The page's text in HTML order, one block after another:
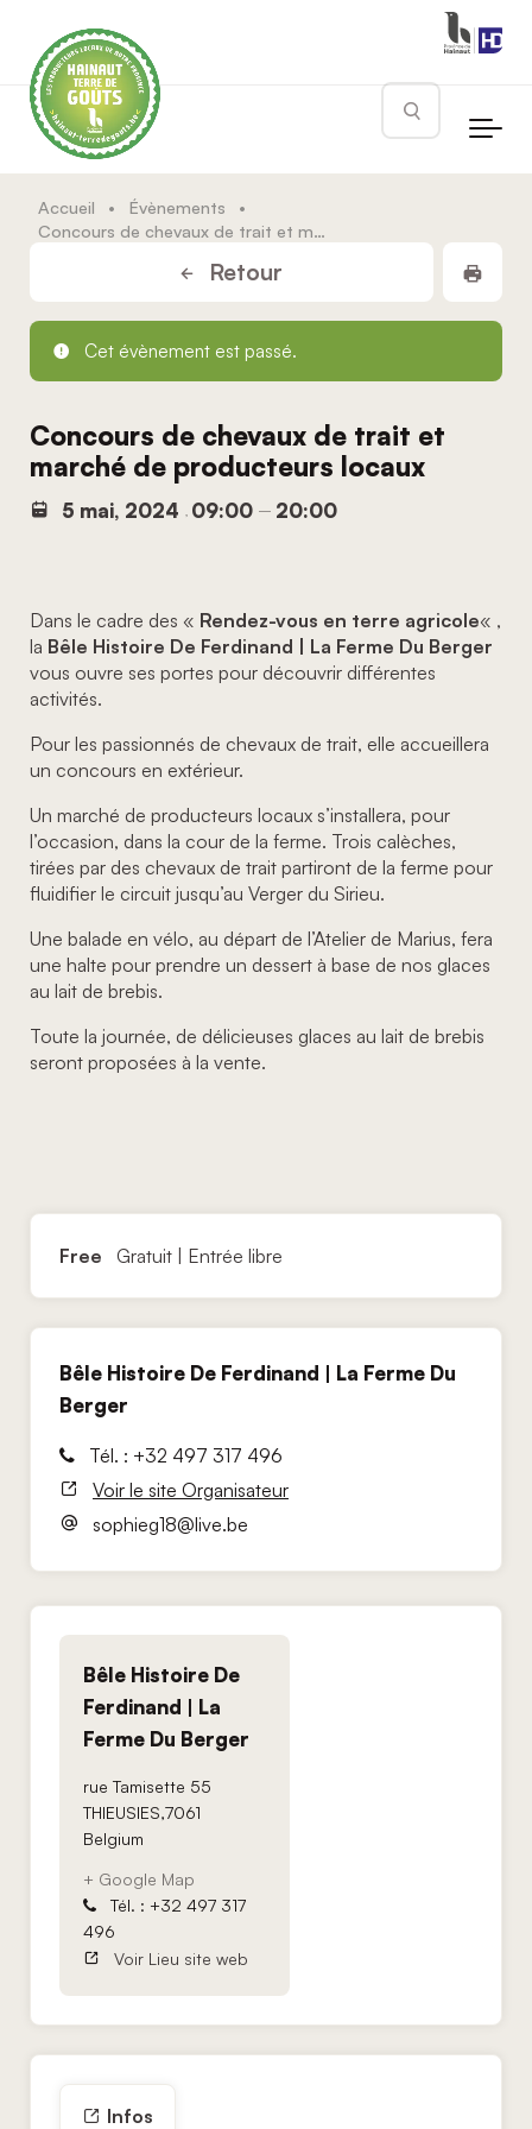
Rechercher
Accueil • Évènements
•
Concours de chevaux de trait et marché de producteurs locaux
Retour
Cet évènement est passé.
Concours de chevaux de trait et
marché de producteurs locaux
5 mai, 2024 , 09:00 – 20:00
Dans le cadre des « Rendez-vous en terre agricole« ,
la Bêle Histoire De Ferdinand | La Ferme Du Berger
vous ouvre ses portes pour découvrir différentes
activités.
Pour les passionnés de chevaux de trait, elle accueillera
un concours en extérieur.
Un marché de producteurs locaux s’installera, pour
l’occasion, dans la cour de la ferme. Trois calèches,
tirées par des chevaux de trait partiront de la ferme pour
fluidifier le circuit jusqu’au Verger du Sirieu.
Une balade en vélo, au départ de l’Atelier de Marius, fera
une halte pour prendre un dessert à base de nos glaces
au lait de brebis.
Toute la journée, de délicieuses glaces au lait de brebis
seront proposées à la vente.
Free Gratuit | Entrée libre
Bêle Histoire De Ferdinand | La Ferme Du
Berger
Tél. : +32 497 317 496
Voir le site Organisateur
sophieg18@live.be
Bêle Histoire De
Ferdinand | La
Ferme Du Berger
rue Tamisette 55
THIEUSIES,7061
Belgium
+ Google Map
Tél. : +32 497 317
496
Voir Lieu site web
Infos